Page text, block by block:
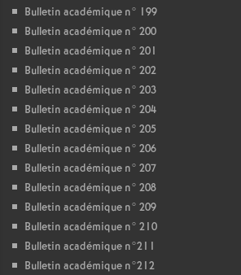
Bulletin académique n° 199
Bulletin académique n° 200
Bulletin académique n° 201
Bulletin académique n° 202
Bulletin académique n° 203
Bulletin académique n° 204
Bulletin académique n° 205
Bulletin académique n° 206
Bulletin académique n° 207
Bulletin académique n° 208
Bulletin académique n° 209
Bulletin académique n° 210
Bulletin académique n°211
Bulletin académique n°212